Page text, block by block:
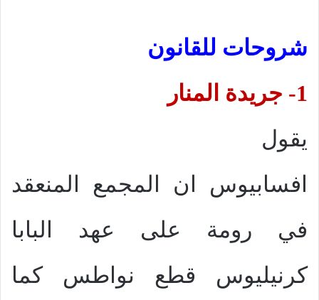
شروحات للقانون
1- جريدة المنار
يقول
افسابيوس ان المجمع المنعقد
في رومة على عهد البابا
كرنيليوس قطع نواطس كما